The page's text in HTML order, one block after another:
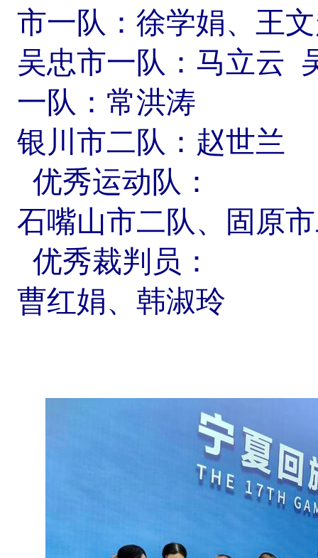
市一队：徐学娟、王
吴忠市一队：马立云
一队：常洪涛
银川市二队：赵世兰
优秀运动队：
石嘴山市二队、固原
优秀裁判员：
曹红娟、韩淑玲